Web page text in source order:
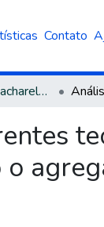
Contato
Engenharia Civil - Bacharelado